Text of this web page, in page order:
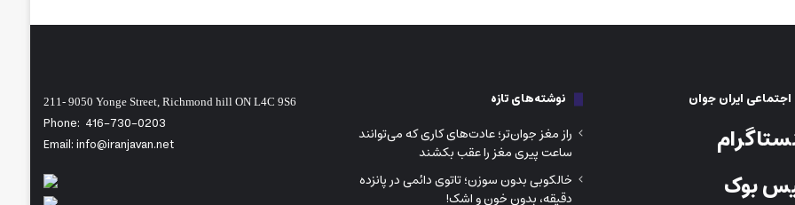
ایران جوان
بوک
نوشته‌های تازه
راز مغز جوان‌تر؛ عادت‌های کاری که می‌توانند
ساعت پیری مغز را عقب بکشند
خالکوبی بدون سوزن؛ تاتوی دائمی در پانزده
دقیقه، بدون خون و اشک!
211- 9050 Yonge Street, Richmond hill ON L4C 9S6
Phone: 416-730-0203
Email: info@iranjavan.net